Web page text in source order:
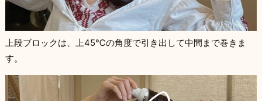
上段ブロックは、上45℃の角度で引き出して中間まで巻きま
す。